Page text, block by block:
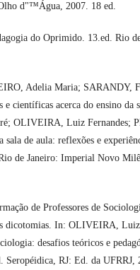
d"™Água, 2007. 18 ed.
do Oprimido. 13.ed. Rio
Adelia Maria; SARANDY,
e científicas acerca do ensino da
OLIVEIRA, Luiz Fernandes;
de aula: reflexões e
de Janeiro: Imperial Novo
de Professores de
dicotomias. In: OLIVEIRA, Luiz
desafios teóricos e
Seropéidica, RJ: Ed. da UFRRJ,